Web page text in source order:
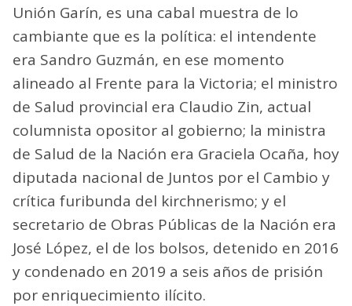
Unión Garín, es una cabal muestra de lo
cambiante que es la política: el intendente
era Sandro Guzmán, en ese momento
alineado al Frente para la Victoria; el ministro
de Salud provincial era Claudio Zin, actual
columnista opositor al gobierno; la ministra
de Salud de la Nación era Graciela Ocaña, hoy
diputada nacional de Juntos por el Cambio y
crítica furibunda del kirchnerismo; y el
secretario de Obras Públicas de la Nación era
José López, el de los bolsos, detenido en 2016
y condenado en 2019 a seis años de prisión
por enriquecimiento ilícito.